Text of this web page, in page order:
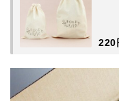
220